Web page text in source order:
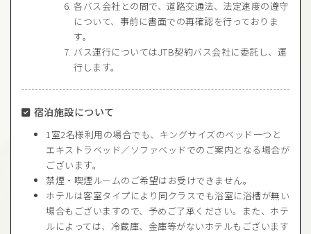
各バス会社との間で、道路交通法、法定速度の遵守
について、事前に書面での再確認を行っておりま
す。
バス運行についてはJTB契約バス会社に委託し、運
行します。
宿泊施設について
1室2名様利用の場合でも、キングサイズのベッド一つと
エキストラベッド／ソファベッドでのご案内となる場合が
ございます。
禁煙・喫煙ルームのご希望はお受けできません。
ホテルは客室タイプにより同クラスでも浴室に浴槽が無い
場合もございますので、予めご了承ください。また、ホテ
ルによっては、冷蔵庫、金庫等がないホテルもございます